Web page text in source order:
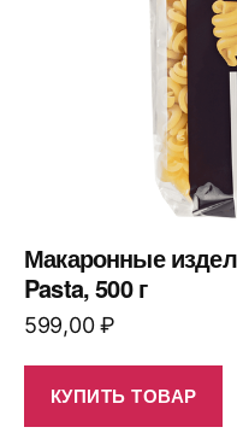
Макаронные
Pasta, 500 г
599,00₽
КУПИТЬ ТОВАР